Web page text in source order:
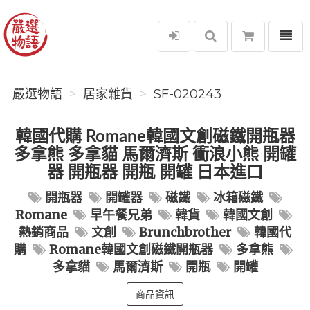
嚴選物語
選單
嚴選物語 居家雜貨 SF-020243
韓國代購 Romane韓國文創磁鐵開瓶器
多拿熊 多拿貓 馬爾濟斯 衝浪小熊 開罐
器 開瓶器 開瓶 開罐 日本進口
開瓶器 開罐器 磁鐵
冰箱磁鐵
Romane
早午餐兄弟 韓貨
韓國文創
熱銷商品
文創 Brunchbrother
韓國代
購
Romane韓國文創磁鐵開瓶器
多拿熊
多拿貓
馬爾濟斯 開瓶 開罐
商品資訊